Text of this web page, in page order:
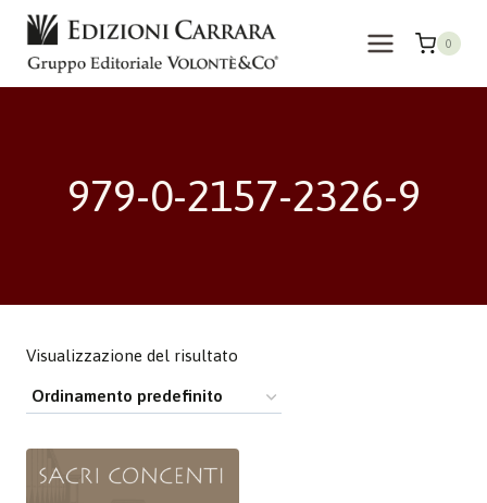
Salta
contenuto
0
979-0-2157-2326-9
Visualizzazione del risultato